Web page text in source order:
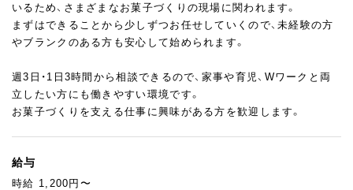
いるため、さまざまなお菓子づくりの現場に関われます。
まずはできることから少しずつお任せしていくので、未経験の方
やブランクのある方も安心して始められます。
週3日・1日3時間から相談できるので、家事や育児、Wワークと両
立したい方にも働きやすい環境です。
お菓子づくりを支える仕事に興味がある方を歓迎します。
給与
時給 1,200円〜